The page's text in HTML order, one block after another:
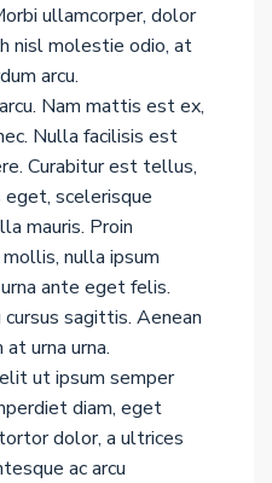
ullamcorper, dolor
nisl molestie odio, at
arcu.
Nam mattis est ex,
Nulla facilisis est
Curabitur est tellus,
scelerisque
mauris. Proin
nulla ipsum
ante eget felis.
sagittis. Aenean
urna urna.
ut ipsum semper
diam, eget
dolor, a ultrices
ac arcu